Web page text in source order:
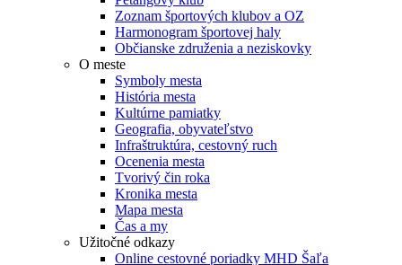
Zoznam športových klubov a OZ
Harmonogram športovej haly
Občianske združenia a neziskovky
O meste
Symboly mesta
História mesta
Kultúrne pamiatky
Geografia, obyvateľstvo
Infraštruktúra, cestovný ruch
Ocenenia mesta
Tvorivý čin roka
Kronika mesta
Mapa mesta
Čas a my
Užitočné odkazy
Online cestovné poriadky MHD Šaľa